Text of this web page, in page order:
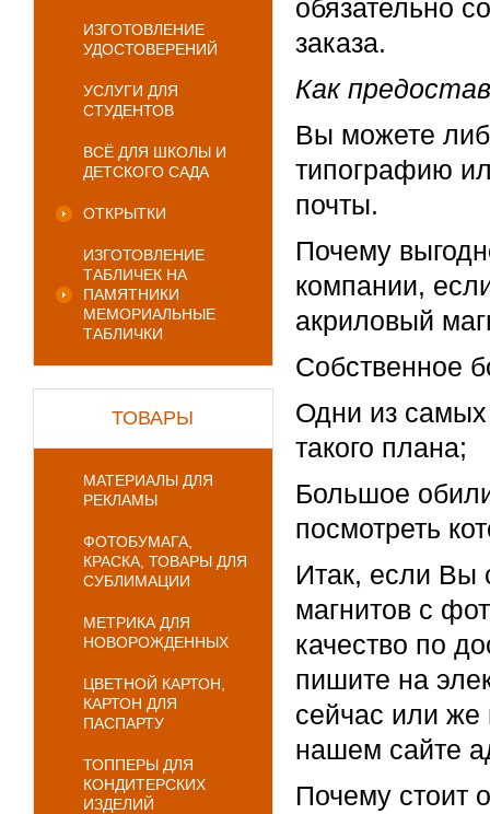
ИЗГОТОВЛЕНИЕ
УДОСТОВЕРЕНИЙ
УСЛУГИ ДЛЯ
СТУДЕНТОВ
ВСЁ ДЛЯ ШКОЛЫ И
ДЕТСКОГО САДА
ОТКРЫТКИ
ИЗГОТОВЛЕНИЕ
ТАБЛИЧЕК НА
ПАМЯТНИКИ
МЕМОРИАЛЬНЫЕ
ТАБЛИЧКИ
ТОВАРЫ
МАТЕРИАЛЫ ДЛЯ
РЕКЛАМЫ
ФОТОБУМАГА,
КРАСКА, ТОВАРЫ ДЛЯ
СУБЛИМАЦИИ
МЕТРИКА ДЛЯ
НОВОРОЖДЕННЫХ
ЦВЕТНОЙ КАРТОН,
КАРТОН ДЛЯ
ПАСПАРТУ
ТОППЕРЫ ДЛЯ
КОНДИТЕРСКИХ
ИЗДЕЛИЙ
обязательно
заказа.
Как
Вы можете
типографию
почты.
Почему
компании,
акриловый
Собственное
Одни из самых
такого плана;
Большое
посмотреть
Итак, если Вы
магнитов с
качество по
пишите на
сейчас или
нашем сайте
Почему стоит